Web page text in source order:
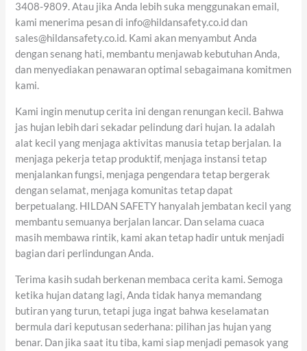
3408-9809. Atau jika Anda lebih suka menggunakan email,
kami menerima pesan di info@hildansafety.co.id dan
sales@hildansafety.co.id. Kami akan menyambut Anda
dengan senang hati, membantu menjawab kebutuhan Anda,
dan menyediakan penawaran optimal sebagaimana komitmen
kami.
Kami ingin menutup cerita ini dengan renungan kecil. Bahwa
jas hujan lebih dari sekadar pelindung dari hujan. Ia adalah
alat kecil yang menjaga aktivitas manusia tetap berjalan. Ia
menjaga pekerja tetap produktif, menjaga instansi tetap
menjalankan fungsi, menjaga pengendara tetap bergerak
dengan selamat, menjaga komunitas tetap dapat
berpetualang. HILDAN SAFETY hanyalah jembatan kecil yang
membantu semuanya berjalan lancar. Dan selama cuaca
masih membawa rintik, kami akan tetap hadir untuk menjadi
bagian dari perlindungan Anda.
Terima kasih sudah berkenan membaca cerita kami. Semoga
ketika hujan datang lagi, Anda tidak hanya memandang
butiran yang turun, tetapi juga ingat bahwa keselamatan
bermula dari keputusan sederhana: pilihan jas hujan yang
benar. Dan jika saat itu tiba, kami siap menjadi pemasok yang